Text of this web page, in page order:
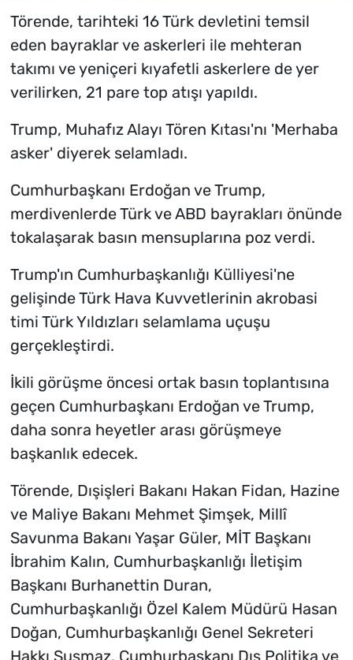
Törende, tarihteki 16 Türk devletini temsil
eden bayraklar ve askerleri ile mehteran
takımı ve yeniçeri kıyafetli askerlere de yer
verilirken, 21 pare top atışı yapıldı.
Trump, Muhafız Alayı Tören Kıtası'nı 'Merhaba
asker' diyerek selamladı.
Cumhurbaşkanı Erdoğan ve Trump,
merdivenlerde Türk ve ABD bayrakları önünde
tokalaşarak basın mensuplarına poz verdi.
Trump'ın Cumhurbaşkanlığı Külliyesi'ne
gelişinde Türk Hava Kuvvetlerinin akrobasi
timi Türk Yıldızları selamlama uçuşu
gerçekleştirdi.
İkili görüşme öncesi ortak basın toplantısına
geçen Cumhurbaşkanı Erdoğan ve Trump,
daha sonra heyetler arası görüşmeye
başkanlık edecek.
Törende, Dışişleri Bakanı Hakan Fidan, Hazine
ve Maliye Bakanı Mehmet Şimşek, Millî
Savunma Bakanı Yaşar Güler, MİT Başkanı
İbrahim Kalın, Cumhurbaşkanlığı İletişim
Başkanı Burhanettin Duran,
Cumhurbaşkanlığı Özel Kalem Müdürü Hasan
Doğan, Cumhurbaşkanlığı Genel Sekreteri
Hakkı Susmaz, Cumhurbaşkanı Dış Politika ve